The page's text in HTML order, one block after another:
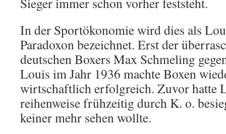
In der Sport­ökonomie wird dies als
Paradoxon bezeichnet. Erst der
deutschen Boxers Max Schmeling
Louis im Jahr 1936 machte Boxen
wirtschaftlich erfolgreich. Zuvor hatte
reihenweise frühzeitig durch K. o.
keiner mehr sehen wollte.